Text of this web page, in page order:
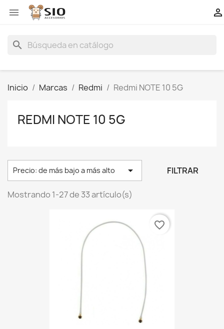
 
search
Inicio Marcas Redmi Redmi NOTE 10 5G
REDMI NOTE 10 5G
Precio: de más bajo a más alto  FILTRAR
Mostrando 1-27 de 33 artículo(s)
favorite_border